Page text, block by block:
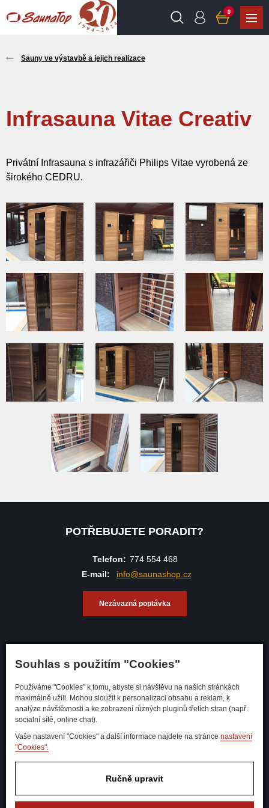
Souhlas s použitím "Cookies"
Používáme "Cookies" k tomu, abyste si návštěvu na našich stránkách
maximálně užili. Mohou sloužit k personalizaci obsahu a reklam, k
analýze návštěvnosti a ke zobrazení různých pluginů třetích stran (např.
socialní sítě, online chat).
Vaše nastavení "Cookies" a další informace najdete na stránce nastavení
"Cookies".
Ručně upravit
0
Sauny ve výstavbě a jejich realizace
Infrasauna Vitae Creativ
Privátní Infrasauna s infrazářiči Philips Vitae vyrobená ze
širokého CEDRU.
POTŘEBUJETE PORADIT?
Telefon: 774 554 468
E-mail:
info@saunashop.cz
Nezávazná poptávka
Andělská 600/10 28401 Kutná
Hora
Obchodní podmínky
Ochrana osobních údajů
Doprava a platba
Financování prodej na splátky